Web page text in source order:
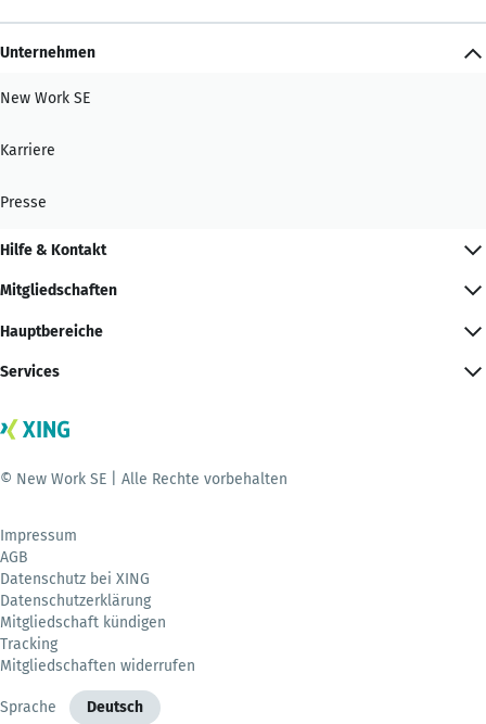
Unternehmen
New Work SE
Karriere
Presse
Hilfe & Kontakt
Mitgliedschaften
Hauptbereiche
Services
© New Work SE | Alle Rechte vorbehalten
Impressum
AGB
Datenschutz bei XING
Datenschutzerklärung
Mitgliedschaft kündigen
Tracking
Mitgliedschaften widerrufen
Sprache Deutsch